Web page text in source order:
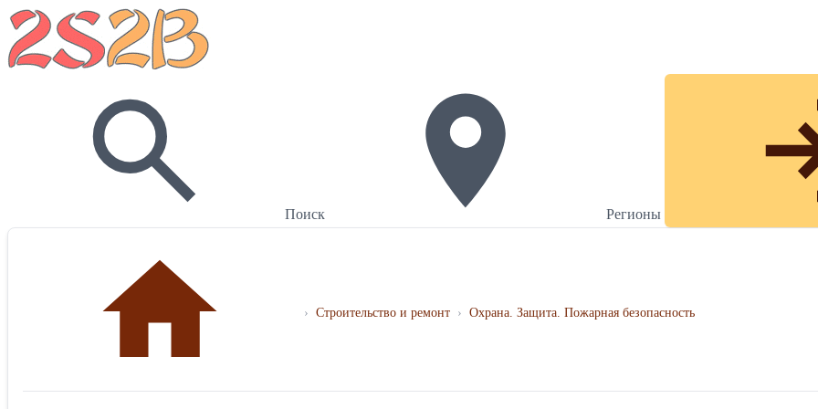
Поиск Регионы
› Строительство и ремонт › Охрана. Защита. Пожарная безопасность